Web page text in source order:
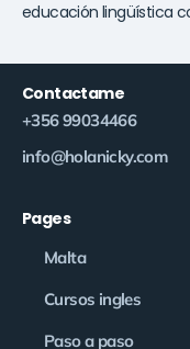
educación lingüística
Contactame
+356 99034466
info@holanicky.com
Pages
Malta
Cursos ingles
Paso a paso